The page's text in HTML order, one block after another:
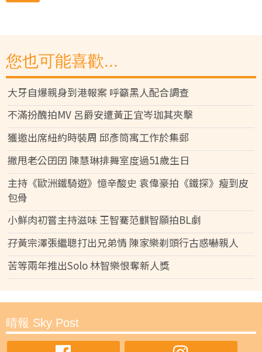
您也可能喜歡...
大牙自爆親身到港報案 呼籲黑人配合調查
不滿扮醜拍MV 呂爵安遭黃正宜岑珈其夾擊
獲邀出席紐約時裝周 邱彥筒寓工作於集郵
撇甩老公囝囝 陳慧琳排舞室度過51歲生日
主持《歐洲鐵騎遊》憶辛酸史 袁偉豪拍《鐵探》瘦到皮
包骨
小鮮肉初嘗主持滋味 王智騫范麒智願拍BL劇
孖黃宗澤張繼聰打出兄弟情 陳家樂剃頭行古惑嚇親人
苦等兩年推出Solo 林智樂恨奪新人獎
晴報 Sky Post